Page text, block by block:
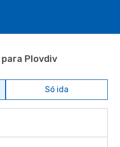
Plovdiv
Só ida